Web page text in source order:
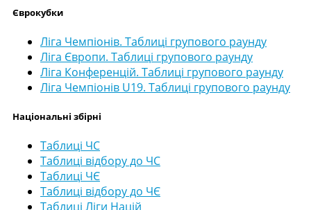
Єврокубки
Ліга Чемпіонів. Таблиці групового раунду
Ліга Європи. Таблиці групового раунду
Ліга Конференцій. Таблиці групового раунду
Ліга Чемпіонів U19. Таблиці групового раунду
Національні збірні
Таблиці ЧС
Таблиці відбору до ЧС
Таблиці ЧЄ
Таблиці відбору до ЧЄ
Таблиці Ліги Націй